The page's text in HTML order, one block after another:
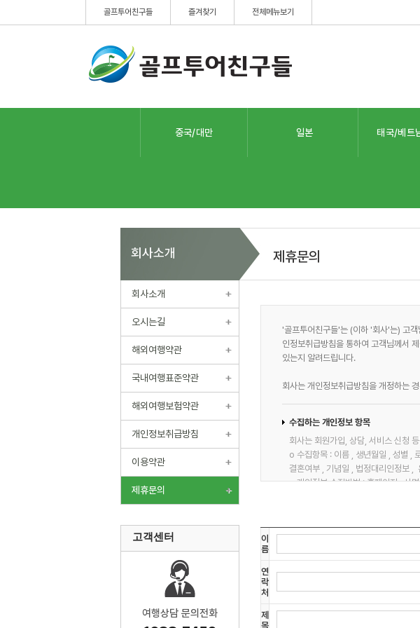
골프투어친구들 즐겨찾기 전체메뉴보기
중국/대만 일본 태국/베트
회사소개
회사소개
오시는길
해외여행약관
국내여행표준약관
해외여행보험약관
개인정보취급방침
이용약관
제휴문의
고객센터
여행상담 문의전화
제휴문의
'골프투어친구들'는 (이하 '회사'는) 고
인정보취급방침을 통하여 고객님께서
있는지 알려드립니다.
회사는 개인정보취급방침을 개정하는
수집하는 개인정보 항목
회사는 회원가입, 상담, 서비스 신청
ο 수집항목 : 이름 , 생년월일 , 성별 ,
결혼여부 , 기념일 , 법정대리인정보 ,
ο 개인정보 수집방법 : 홈페이지 , 서
개인정보의 수집 및 이용목적
ο 서비스 제공에 관한 계약 이행 및
및 금융 서비스 , 요금추심
ο 회원 관리
회원제 서비스 이용에 따른 본인확인
이
름
연
락
처
제
목